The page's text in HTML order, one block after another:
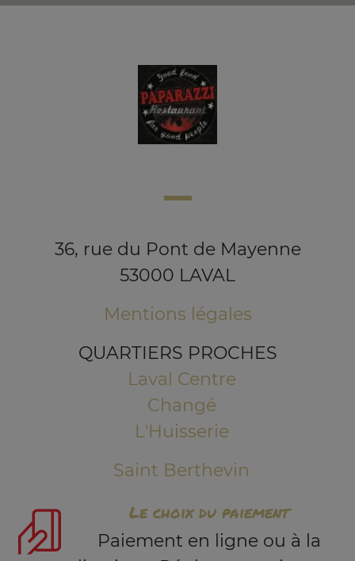
36, rue du Pont de Mayenne
53000 LAVAL
Mentions légales
QUARTIERS PROCHES
Laval Centre
Changé
L'Huisserie
Saint Berthevin
Le choix du paiement
Paiement en ligne ou à la